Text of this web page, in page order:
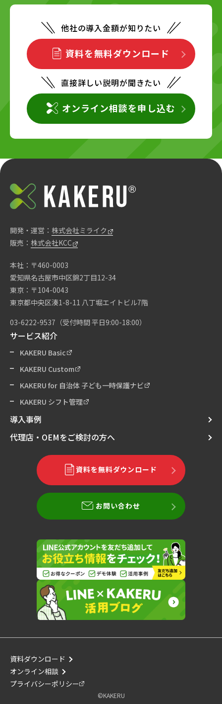
他社の導入金額が知りたい
資料を無料ダウンロード
直接詳しい説明が聞きたい
オンライン相談を申し込む
開発・運営： 株式会社ミライク
販売： 株式会社KCC
本社：〒460-0003
愛知県名古屋市中区錦2丁目12-34
東京：〒104-0043
東京都中央区湊1-8-11 八丁堀エイトビル7階
03-6222-9537 （受付時間 平日9:00-18:00）
サービス紹介
KAKERU Basic
KAKERU Custom
KAKERU for 自治体 子ども一時保護ナビ
KAKERU シフト管理
導入事例
代理店・OEMをご検討の方へ
資料を無料ダウンロード
お問い合わせ
資料ダウンロード
オンライン相談
プライバシーポリシー
©︎KAKERU